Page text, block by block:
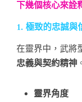
下幾個核心來詮
1. 極致的忠誠與
在靈界中，武將
忠義與契約精神
靈界角度